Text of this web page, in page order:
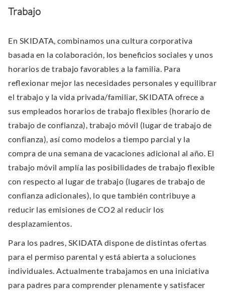
Trabajo
En SKIDATA, combinamos una cultura corporativa
basada en la colaboración, los beneﬁcios sociales y unos
horarios de trabajo favorables a la familia. Para
reﬂexionar mejor las necesidades personales y equilibrar
el trabajo y la vida privada/familiar, SKIDATA ofrece a
sus empleados horarios de trabajo ﬂexibles (horario de
trabajo de confianza), trabajo móvil (lugar de trabajo de
confianza), así como modelos a tiempo parcial y la
compra de una semana de vacaciones adicional al año. El
trabajo móvil amplía las posibilidades de trabajo ﬂexible
con respecto al lugar de trabajo (lugares de trabajo de
confianza adicionales), lo que también contribuye a
reducir las emisiones de CO2 al reducir los
desplazamientos.
Para los padres, SKIDATA dispone de distintas ofertas
para el permiso parental y está abierta a soluciones
individuales. Actualmente trabajamos en una iniciativa
para padres para comprender plenamente y satisfacer